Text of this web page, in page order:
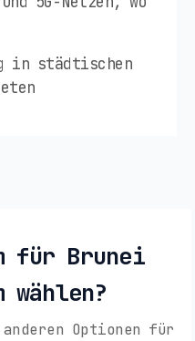
in städtischen
für Brunei
wählen?
Optionen für